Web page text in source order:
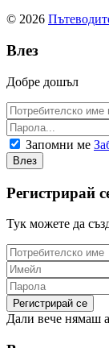
© 2026
Влез
Добре дошъл
Запомни ме
Регистрирай
Тук можете да
Дали вече нямаш